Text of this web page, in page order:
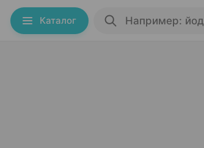
Каталог Например: йод